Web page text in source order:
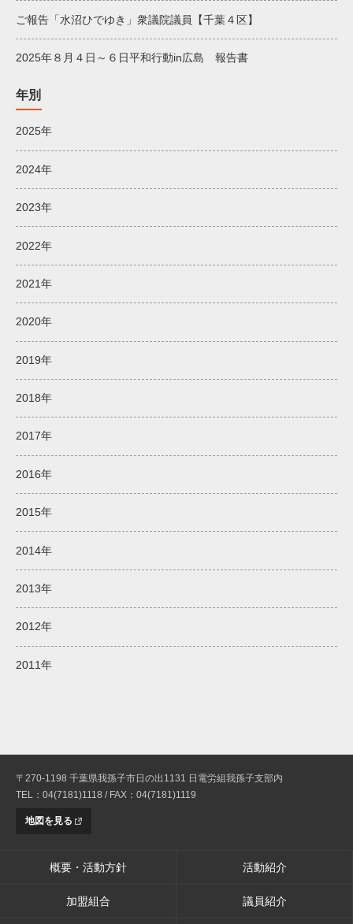
ご報告「水沼ひでゆき」衆議院議員【千葉４区】
2025年８月４日～６日平和行動in広島 報告書
年別
2025年
2024年
2023年
2022年
2021年
2020年
2019年
2018年
2017年
2016年
2015年
2014年
2013年
2012年
2011年
〒270-1198 千葉県我孫子市日の出1131 日電労組我孫子支部内
TEL：04(7181)1118 / FAX：04(7181)1119
地図を見る
概要・活動方針 活動紹介
加盟組合 議員紹介